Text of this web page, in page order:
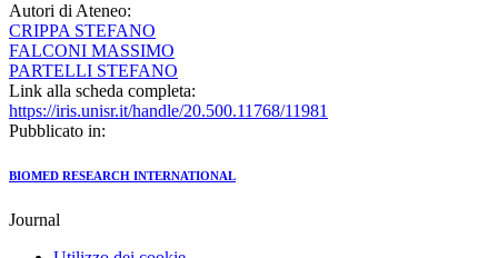
Autori di Ateneo:
CRIPPA STEFANO
FALCONI MASSIMO
PARTELLI STEFANO
Link alla scheda completa:
https://iris.unisr.it/handle/20.500.11768/11981
Pubblicato in:
BIOMED RESEARCH INTERNATIONAL
Journal